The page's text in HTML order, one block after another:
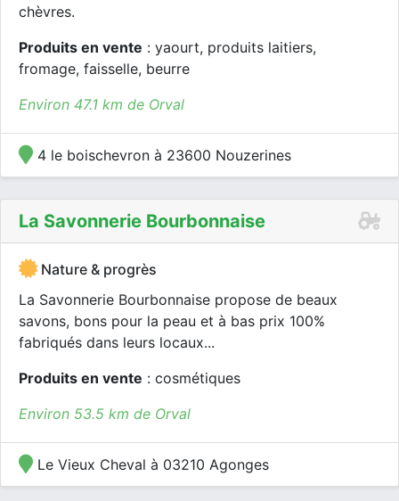
chèvres.
Produits en vente : yaourt, produits laitiers,
fromage, faisselle, beurre
Environ 47.1 km de Orval
4 le boischevron à 23600 Nouzerines
La Savonnerie Bourbonnaise
Nature & progrès
La Savonnerie Bourbonnaise propose de beaux
savons, bons pour la peau et à bas prix 100%
fabriqués dans leurs locaux...
Produits en vente : cosmétiques
Environ 53.5 km de Orval
Le Vieux Cheval à 03210 Agonges